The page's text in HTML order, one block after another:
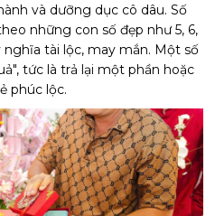
và dưỡng dục cô dâu. Số
những con số đẹp như 5, 6,
tài lộc, may mắn. Một số
tức là trả lại một phần hoặc
phúc lộc.